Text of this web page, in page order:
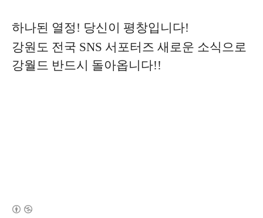
하나된 열정! 당신이 평창입니다!
강원도 전국 SNS 서포터즈 새로운 소식으로
강월드 반드시 돌아옵니다!!